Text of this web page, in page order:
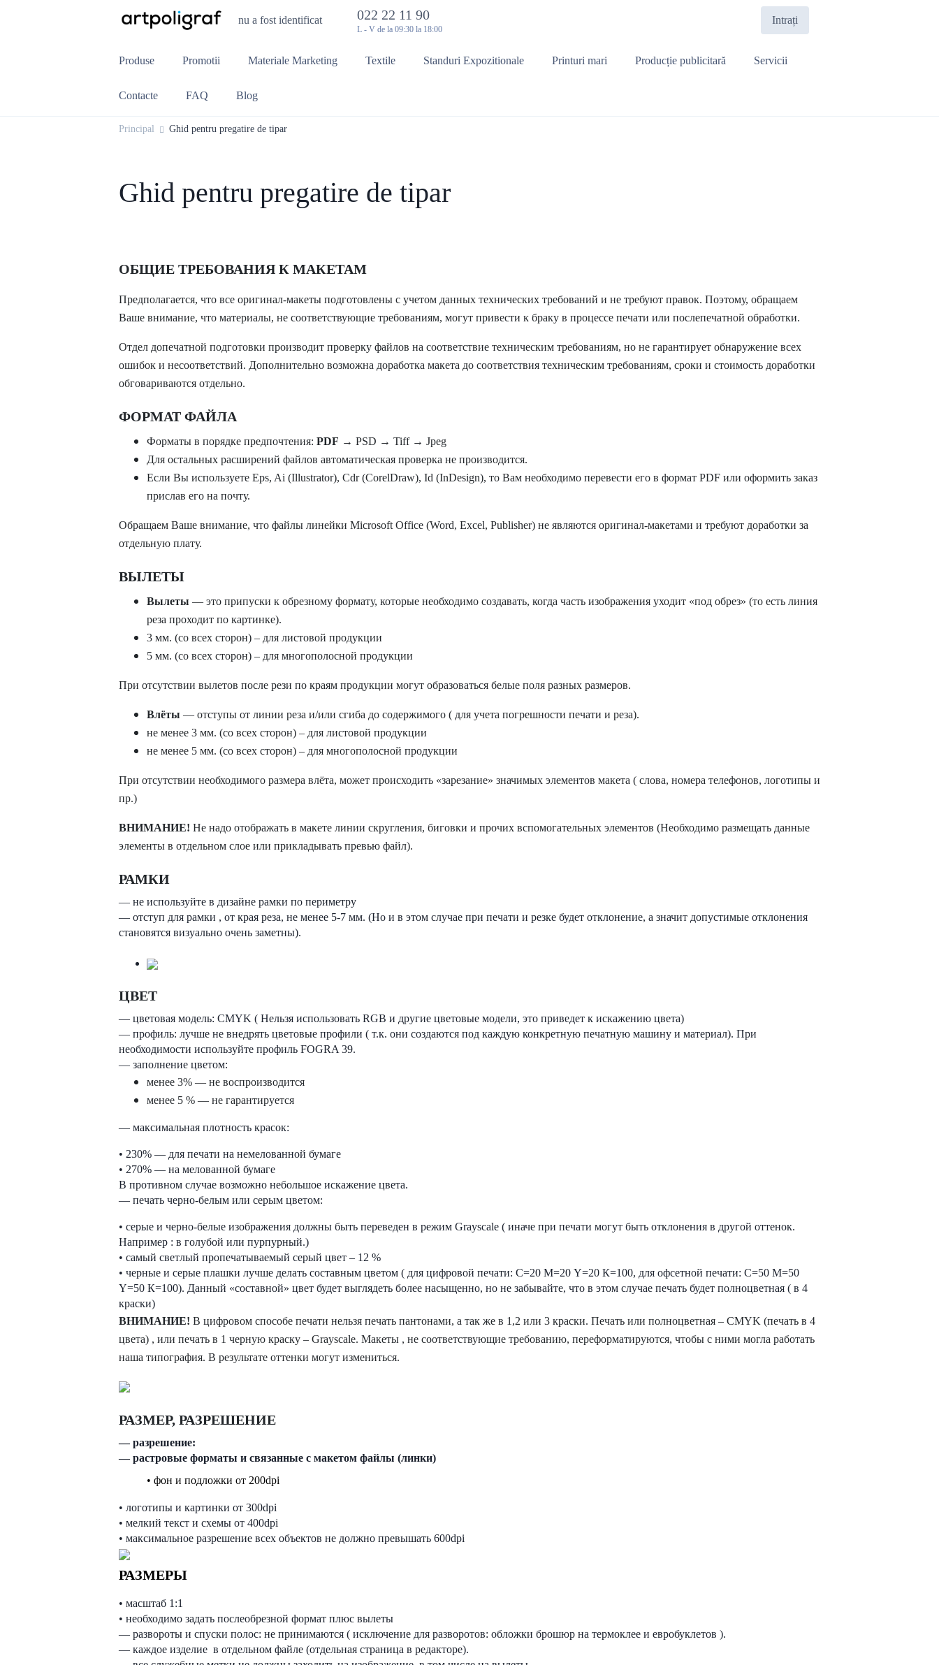
nu a fost identificat 022 22 11 90
L - V de la 09:30 la 18:00
Intrați
Produse Promotii Materiale Marketing Textile Standuri Expozitionale Printuri mari Producție publicitară Servicii
Contacte FAQ Blog
Principal Ghid pentru pregatire de tipar
Ghid pentru pregatire de tipar
ОБЩИЕ ТРЕБОВАНИЯ К МАКЕТАМ
Предполагается, что все оригинал-макеты подготовлены с учетом данных технических требований и не требуют правок. Поэтому, обращаем
Ваше внимание, что материалы, не соответствующие требованиям, могут привести к браку в процессе печати или послепечатной обработки.
Отдел допечатной подготовки производит проверку файлов на соответствие техническим требованиям, но не гарантирует обнаружение всех
ошибок и несоoтветствий. Дополнительно возможна доработка макета до соответствия техническим требованиям, сроки и стоимость доработки
обговариваются отдельно.
ФОРМАТ ФАЙЛА
Форматы в порядке предпочтения: PDF → PSD → Tiff → Jpeg
Для остальных расширений файлов автоматическая проверка не производится.
Если Вы используете Eps, Ai (Illustrator), Cdr (CorelDraw), Id (InDesign), то Вам необходимо перевести его в формат PDF или оформить заказ
прислав его на почту.
Обращаем Ваше внимание, что файлы линейки Microsoft Office (Word, Excel, Publisher) не являются оригинал-макетами и требуют доработки за
отдельную плату.
ВЫЛЕТЫ
Вылеты — это припуски к обрезному формату, которые необходимо создавать, когда часть изображения уходит «под обрез» (то есть линия
реза проходит по картинке).
3 мм. (со всех сторон) – для листовой продукции
5 мм. (со всех сторон) – для многополосной продукции
При отсутствии вылетов после рези по краям продукции могут образоваться белые поля разных размеров.
Влёты — отступы от линии реза и/или сгиба до содержимого ( для учета погрешности печати и реза).
не менее 3 мм. (со всех сторон) – для листовой продукции
не менее 5 мм. (со всех сторон) – для многополосной продукции
При отсутствии необходимого размера влёта, может происходить «зарезание» значимых элементов макета ( слова, номера телефонов, логотипы и
пр.)
ВНИМАНИЕ! Не надо отображать в макете линии скругления, биговки и прочих вспомогательных элементов (Необходимо размещать данные
элементы в отдельном слое или прикладывать превью файл).
РАМКИ
— не используйте в дизайне рамки по периметру
— отступ для рамки , от края реза, не менее 5-7 мм. (Но и в этом случае при печати и резке будет отклонение, а значит допустимые отклонения
становятся визуально очень заметны).
ЦВЕТ
— цветовая модель: CMYK ( Нельзя использовать RGB и другие цветовые модели, это приведет к искажению цвета)
— профиль: лучше не внедрять цветовые профили ( т.к. они создаются под каждую конкретную печатную машину и материал). При
необходимости используйте профиль FOGRA 39.
— заполнение цветом:
менее 3% — не воспроизводится
менее 5 % — не гарантируется
— максимальная плотность красок:
• 230% — для печати на немелованной бумаге
• 270% — на мелованной бумаге
В противном случае возможно небольшое искажение цвета.
— печать черно-белым или серым цветом:
• серые и черно-белые изображения должны быть переведен в режим Grayscale ( иначе при печати могут быть отклонения в другой оттенок.
Например : в голубой или пурпурный.)
• самый светлый пропечатываемый серый цвет – 12 %
• черные и серые плашки лучше делать составным цветом ( для цифровой печати: С=20 М=20 Y=20 К=100, для офсетной печати: С=50 М=50
Y=50 К=100). Данный «составной» цвет будет выглядеть более насыщенно, но не забывайте, что в этом случае печать будет полноцветная ( в 4
краски)
ВНИМАНИЕ! В цифровом способе печати нельзя печать пантонами, а так же в 1,2 или 3 краски. Печать или полноцветная – CMYK (печать в 4
цвета) , или печать в 1 черную краску – Grayscale. Макеты , не соответствующие требованию, переформатируются, чтобы с ними могла работать
наша типография. В результате оттенки могут измениться.
РАЗМЕР, РАЗРЕШЕНИЕ
— разрешение:
— растровые форматы и связанные с макетом файлы (линки)
• фон и подложки от 200dpi
• логотипы и картинки от 300dpi
• мелкий текст и схемы от 400dpi
• максимальное разрешение всех объектов не должно превышать 600dpi
РАЗМЕРЫ
• масштаб 1:1
• необходимо задать послеобрезной формат плюс вылеты
— развороты и спуски полос: не принимаются ( исключение для разворотов: обложки брошюр на термоклее и евробуклетов ).
— каждое изделие в отдельном файле (отдельная страница в редакторе).